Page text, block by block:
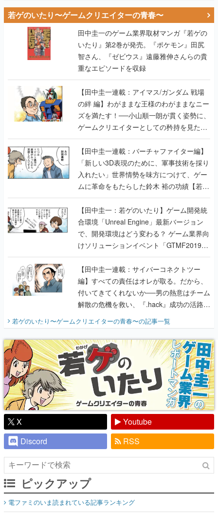
若ゲのいたり〜ゲームクリエイターの青春〜
田中圭一のゲーム業界取材マンガ『若ゲの
いたり』第2巻が発売。『ポケモン』田尻
智さん、『ゼビウス』遠藤雅伸さんらの貴
重なエピソードを収録
【田中圭一連載：アイマス/ガンダム 戦場
の絆 編】わがままな王様のわがままなニー
ズを満たす！──小山順一朗が貫く姿勢に、
ゲームクリエイターとしての矜持を見た
【若ゲのいたり最終回】
【田中圭一連載：バーチャファイター編】
「新しい3D表現のために、軍事技術を採り
入れたい」世界情勢を味方につけて、ゲー
ムに革命をもたらした鈴木 裕の功績【若ゲ
のいたり】
【田中圭一：若ゲのいたり】ゲーム開発統
合環境「Unreal Engine」最新バージョン
で、開発環境はどう変わる？ ゲーム業界向
けソリューションイベント「GTMF2019」
に行って、より理解を深めよう【PR】
【田中圭一連載：サイバーコネクトツー
編】すべての責任はオレが取る。だから、
付いてきてくれないか──男の熱意はチーム
解散の危機を救い、『.hack』成功の活路を
開く。業界の快男児・松山 洋に流れる血は
『少年ジャンプ』色だった【若ゲのいた
り】
若ゲのいたり〜ゲームクリエイターの青春〜の記事一覧
X
Youtube
Discord
RSS
ピックアップ
電ファミのいま読まれている記事ランキング